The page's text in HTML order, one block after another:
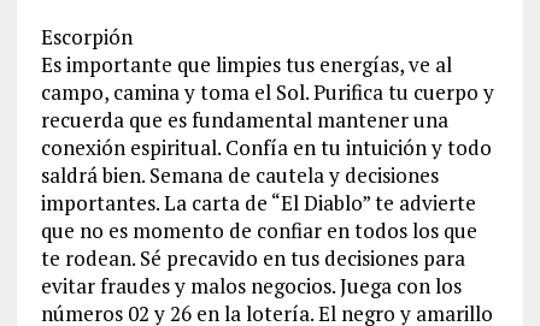
Escorpión
Es importante que limpies tus energías, ve al
campo, camina y toma el Sol. Purifica tu cuerpo y
recuerda que es fundamental mantener una
conexión espiritual. Confía en tu intuición y todo
saldrá bien. Semana de cautela y decisiones
importantes. La carta de “El Diablo” te advierte
que no es momento de confiar en todos los que
te rodean. Sé precavido en tus decisiones para
evitar fraudes y malos negocios. Juega con los
números 02 y 26 en la lotería. El negro y amarillo